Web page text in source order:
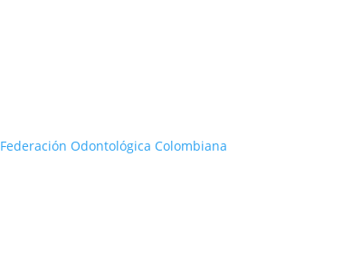
Federación Odontológica Colombiana